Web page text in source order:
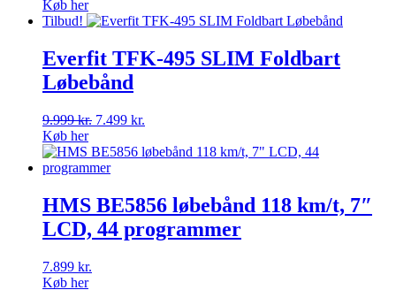
pris
6.999 kr..
pris
5.799 kr..
Køb her
Tilbud!
Everfit TFK-495 SLIM Foldbart
Løbebånd
9.999kr. Den
pris
var:
7.499 kr.
pris
Køb her
HMS BE5856 løbebånd 118 km/t, 7″
LCD, 44 programmer
7.899 kr.
Køb her